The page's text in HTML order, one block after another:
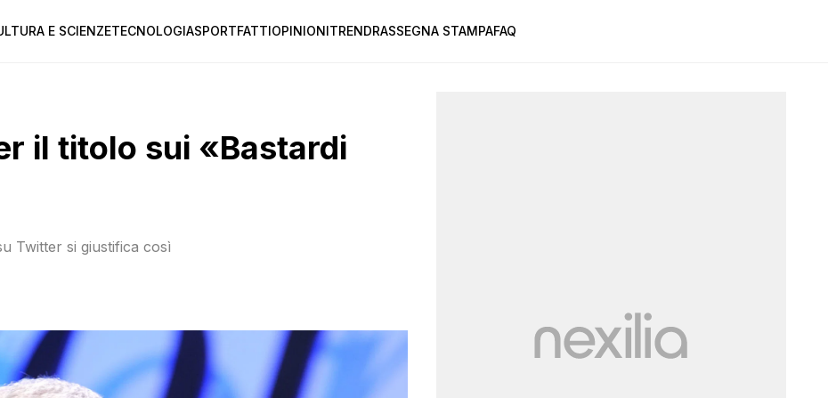
E SCIENZETECNOLOGIASPORTFATTIOPINIONITRENDRASSEGNA STAMPAFAQ
il titolo sui «Bastardi
Twitter si giustifica così